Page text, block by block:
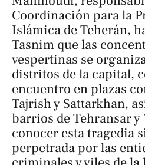
Coordinación para la
Islámica de Teherán,
Tasnim que las
vespertinas se
distritos de la capital,
encuentro en plazas
Tajrish y Sattarkhan,
barrios de Tehransar y
conocer esta tragedia
perpetrada por las